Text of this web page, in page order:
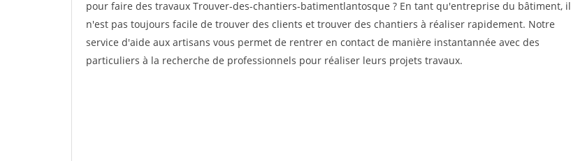
pour faire des travaux Trouver-des-chantiers-batimentlantosque ? En tant qu'entreprise du bâtiment, il
n'est pas toujours facile de trouver des clients et trouver des chantiers à réaliser rapidement. Notre
service d'aide aux artisans vous permet de rentrer en contact de manière instantannée avec des
particuliers à la recherche de professionnels pour réaliser leurs projets travaux.